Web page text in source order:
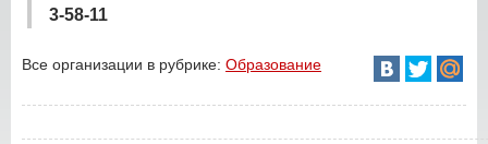
3-58-11
Все организации в рубрике: Образование